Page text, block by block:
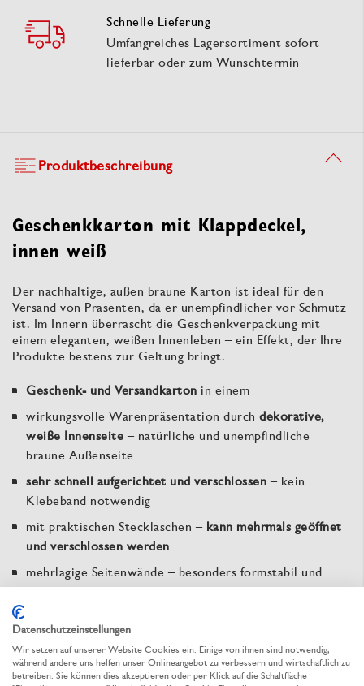
Schnelle Lieferung
Umfangreiches Lagersortiment sofort
lieferbar oder zum Wunschtermin
Produktbeschreibung
Geschenkkarton mit Klappdeckel,
innen weiß
Der nachhaltige, außen braune Karton ist ideal für den
Versand von Präsenten, da er unempfindlicher vor Schmutz
ist. Im Innern überrascht die Geschenkverpackung mit
einem eleganten, weißen Innenleben – ein Effekt, der Ihre
Produkte bestens zur Geltung bringt.
Geschenk- und Versandkarton in einem
wirkungsvolle Warenpräsentation durch dekorative,
weiße Innenseite – natürliche und unempfindliche
braune Außenseite
sehr schnell aufgerichtet und verschlossen – kein
Klebeband notwendig
mit praktischen Stecklaschen – kann mehrmals geöffnet
und verschlossen werden
mehrlagige Seitenwände – besonders formstabil und
belastbar
flach angeliefert – spart Lagerplatz
aus stabiler Wellpappe,recyclingfähig
Datenschutzeinstellungen
Wir setzen auf unserer Website Cookies ein. Einige von ihnen sind notwendig,
während andere uns helfen unser Onlineangebot zu verbessern und wirtschaftlich zu
betreiben. Sie können dies akzeptieren oder per Klick auf die Schaltfläche